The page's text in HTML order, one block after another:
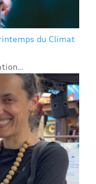
du Climat